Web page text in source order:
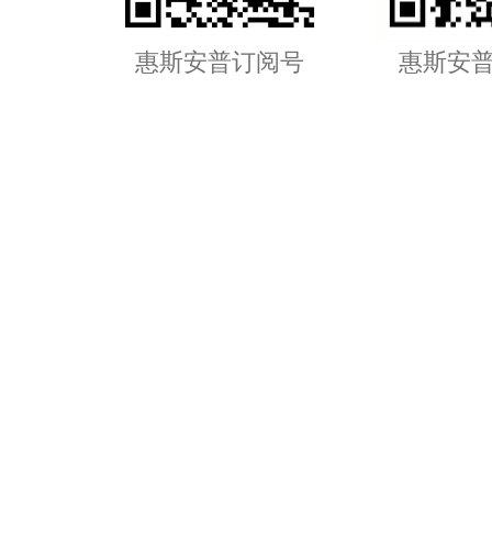
惠斯安普订阅号 惠斯安